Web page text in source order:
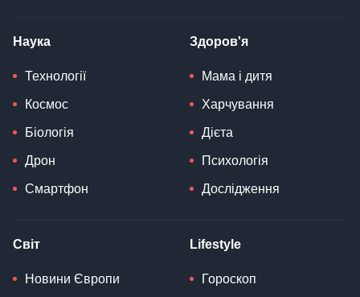
Наука
Технології
Космос
Біологія
Дрон
Смартфон
Здоров'я
Мама і дитя
Харчування
Дієта
Психологія
Дослідження
Світ
Новини Європи
Lifestyle
Гороскоп